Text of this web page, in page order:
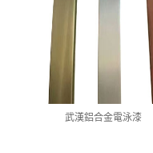
武漢鋁合金電泳漆